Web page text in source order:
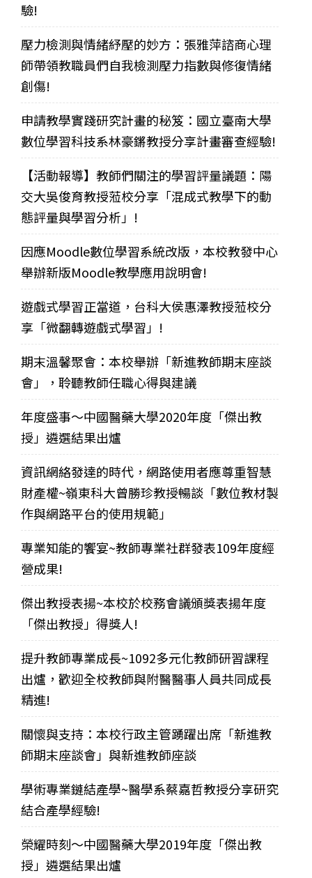
驗!
壓力檢測與情緒紓壓的妙方：張雅萍諮商心理
師帶領教職員們自我檢測壓力指數與修復情緒
創傷!
申請教學實踐研究計畫的秘笈：國立臺南大學
數位學習科技系林豪鏘教授分享計畫審查經驗!
【活動報導】教師們關注的學習評量議題：陽
交大吳俊育教授蒞校分享「混成式教學下的動
態評量與學習分析」!
因應Moodle數位學習系統改版，本校教發中心
舉辦新版Moodle教學應用說明會!
遊戲式學習正當道，台科大侯惠澤教授蒞校分
享「微翻轉遊戲式學習」!
期末溫馨聚會：本校舉辦「新進教師期末座談
會」，聆聽教師任職心得與建議
年度盛事～中國醫藥大學2020年度「傑出教
授」遴選結果出爐
資訊網絡發達的時代，網路使用者應尊重智慧
財產權~嶺東科大曾勝珍教授暢談「數位教材製
作與網路平台的使用規範」
專業知能的饗宴~教師專業社群發表109年度經
營成果!
傑出教授表揚~本校於校務會議頒獎表揚年度
「傑出教授」得獎人!
提升教師專業成長~1092多元化教師研習課程
出爐，歡迎全校教師與附醫醫事人員共同成長
精進!
關懷與支持：本校行政主管踴躍出席「新進教
師期末座談會」與新進教師座談
學術專業鏈結產學~醫學系蔡嘉哲教授分享研究
結合產學經驗!
榮耀時刻～中國醫藥大學2019年度「傑出教
授」遴選結果出爐